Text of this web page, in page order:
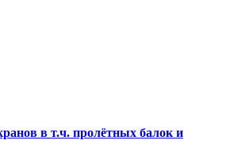
в т.ч. пролётных балок и